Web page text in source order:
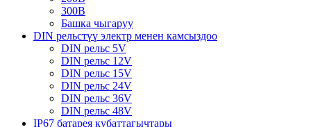
300В
Башка чыгаруу
DIN рельстүү электр менен камсыздоо
DIN рельс 5V
DIN рельс 12V
DIN рельс 15V
DIN рельс 24V
DIN рельс 36V
DIN рельс 48V
IP67 батарея кубаттагычтары